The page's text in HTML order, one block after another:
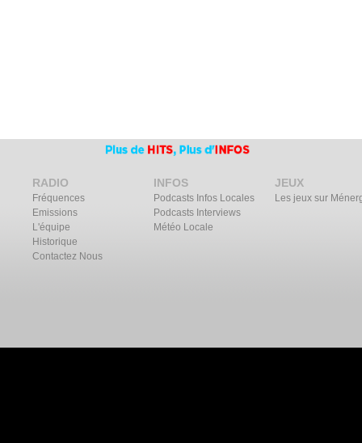
RADIO
Fréquences
Emissions
L'équipe
Historique
Contactez Nous
INFOS
Podcasts Infos Locales
Podcasts Interviews
Météo Locale
JEUX
Les jeux sur